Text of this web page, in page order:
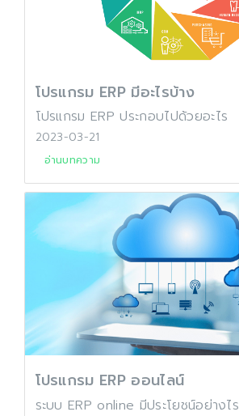
โปรแกรม ERP มีอะไรบ้าง
โปรแกรม ERP ประกอบไปด้วยอะไร
2023-03-21
อ่านบทความ
โปรแกรม ERP ออนไลน์
ระบบ ERP online มีประโยชน์อย่างไร